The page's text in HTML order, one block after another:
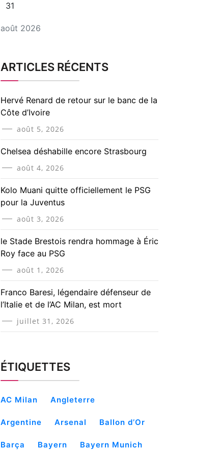
août 2026
31
ARTICLES RÉCENTS
Hervé Renard de retour sur le banc de la
Côte d’Ivoire
août 5, 2026
Chelsea déshabille encore Strasbourg
août 4, 2026
Kolo Muani quitte officiellement le PSG
pour la Juventus
août 3, 2026
le Stade Brestois rendra hommage à Éric
Roy face au PSG
août 1, 2026
Franco Baresi, légendaire défenseur de
l’Italie et de l’AC Milan, est mort
juillet 31, 2026
ÉTIQUETTES
AC Milan Angleterre
Argentine Arsenal Ballon d’Or
Barça Bayern Bayern Munich